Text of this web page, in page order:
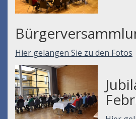
Hier gelangen Sie zu den Fotos